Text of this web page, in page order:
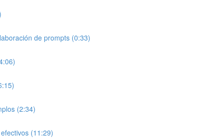
de prompts (0:33)
(2:34)
(11:29)